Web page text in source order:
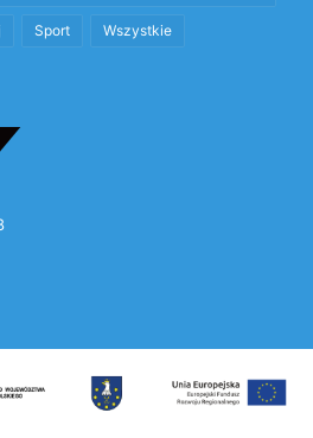
Sport Wszystkie